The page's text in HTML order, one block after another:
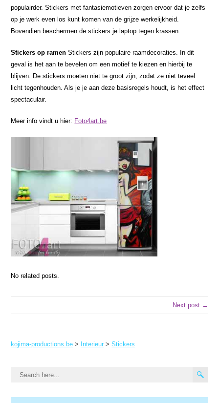
populairder. Stickers met fantasiemotieven zorgen ervoor dat je zelfs
op je werk even los kunt komen van de grijze werkelijkheid.
Bovendien beschermen de stickers je laptop tegen krassen.
Stickers op ramen Stickers zijn populaire raamdecoraties. In dit
geval is het aan te bevelen om een motief te kiezen en hierbij te
blijven. De stickers moeten niet te groot zijn, zodat ze niet teveel
licht tegenhouden. Als je je aan deze basisregels houdt, is het effect
spectaculair.
Meer info vindt u hier: Foto4art.be
No related posts.
Next post →
kojima-productions.be > Interieur >Stickers